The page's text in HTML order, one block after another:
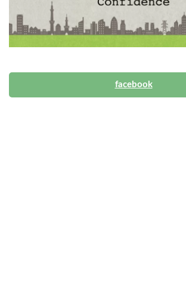
facebook